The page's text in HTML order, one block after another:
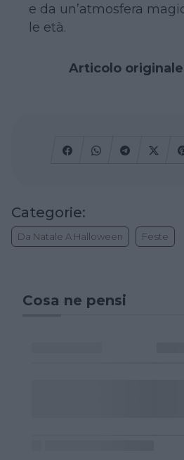
e da un’atmosfera
le età.
Articolo
Categorie:
Da Natale A Halloween Feste
Cosa ne pensi